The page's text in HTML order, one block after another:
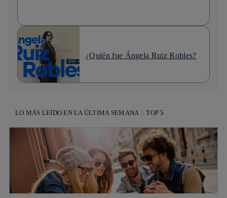
¿Quién fue Ángela Ruiz Robles?
LO MÁS LEÍDO EN LA ÚLTIMA SEMANA :: TOP 5